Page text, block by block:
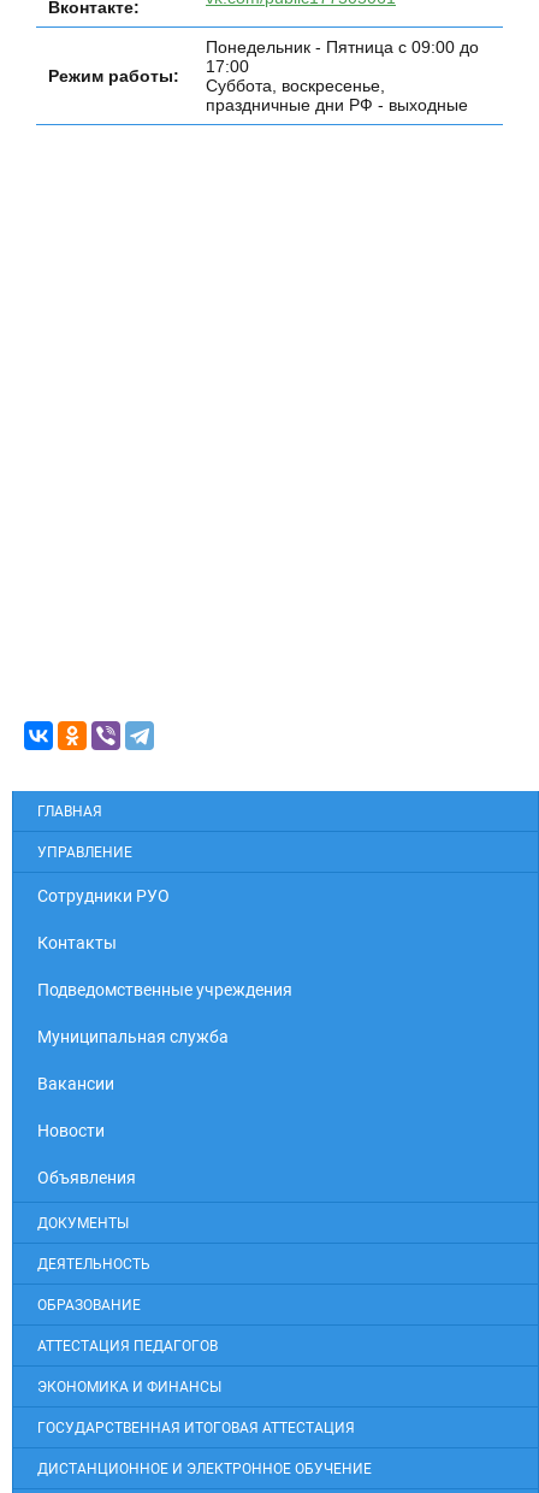
Вконтакте:
Режим работы:
Понедельник - Пятница с 09:00 до
17:00
Суббота, воскресенье,
праздничные дни РФ - выходные
ГЛАВНАЯ
УПРАВЛЕНИЕ
Cотрудники РУО
Контакты
Подведомственные учреждения
Муниципальная служба
Вакансии
Новости
Объявления
ДОКУМЕНТЫ
ДЕЯТЕЛЬНОСТЬ
ОБРАЗОВАНИЕ
АТТЕСТАЦИЯ ПЕДАГОГОВ
ЭКОНОМИКА И ФИНАНСЫ
ГОСУДАРСТВЕННАЯ ИТОГОВАЯ АТТЕСТАЦИЯ
ДИСТАНЦИОННОЕ И ЭЛЕКТРОННОЕ ОБУЧЕНИЕ